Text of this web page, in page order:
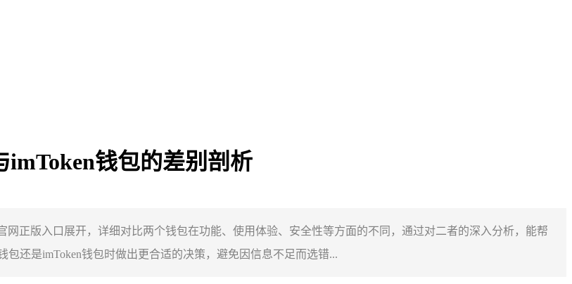
钱包的差别剖析
网正版入口展开，详细对比两个钱包在功能、使用体验、安全性等方面的不同，通过对二者的深入分析，能帮
还是imToken钱包时做出更合适的决策，避免因信息不足而选错...